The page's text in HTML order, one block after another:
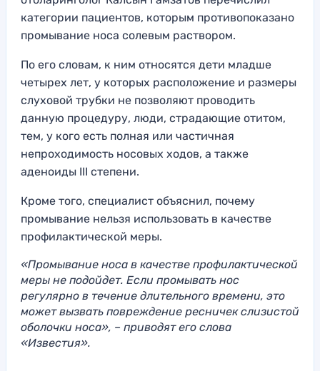
категории пациентов, которым противопоказано
промывание носа солевым раствором.
По его словам, к ним относятся дети младше
четырех лет, у которых расположение и размеры
слуховой трубки не позволяют проводить
данную процедуру, люди, страдающие отитом,
тем, у кого есть полная или частичная
непроходимость носовых ходов, а также
аденоиды III степени.
Кроме того, специалист объяснил, почему
промывание нельзя использовать в качестве
профилактической меры.
«Промывание носа в качестве профилактической
меры не подойдет. Если промывать нос
регулярно в течение длительного времени, это
может вызвать повреждение ресничек слизистой
оболочки носа», – приводят его слова
«Известия».